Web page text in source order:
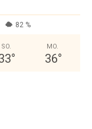
82 %
SO.
°
MO.
36°